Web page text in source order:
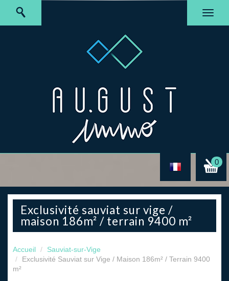
0
exclusivité sauviat sur vige /
maison 186m² / terrain 9400 m²
Accueil
Sauviat-sur-Vige
Exclusivité Sauviat sur Vige / Maison 186m² / Terrain 9400
m²